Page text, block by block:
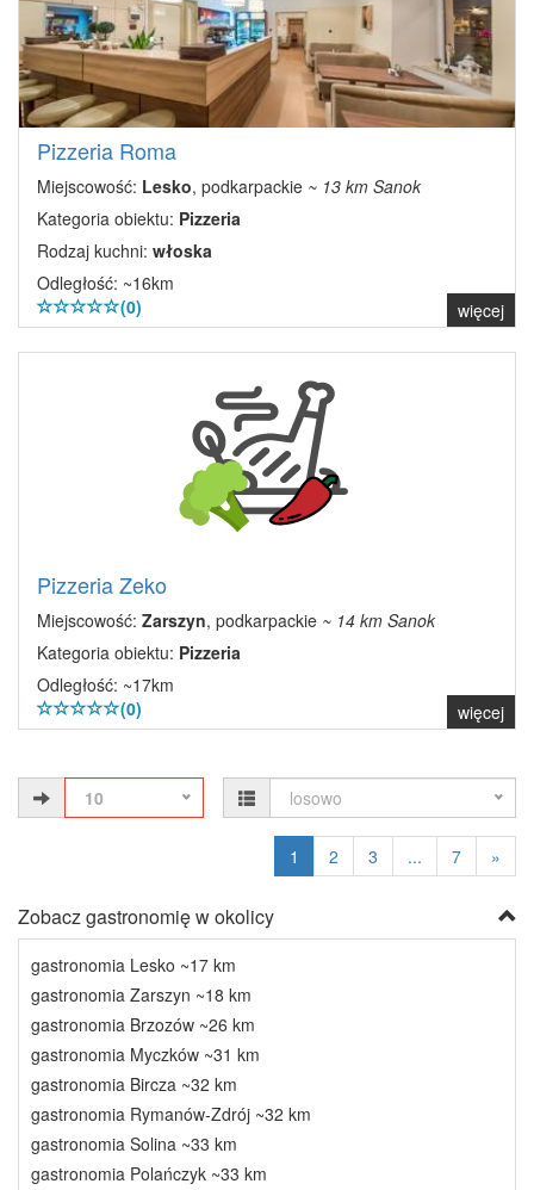
Pizzeria Roma
Miejscowość: Lesko, podkarpackie ~ 13 km Sanok
Kategoria obiektu: Pizzeria
Rodzaj kuchni: włoska
Odległość: ~16km
(0)
więcej
Pizzeria Zeko
Miejscowość: Zarszyn, podkarpackie ~ 14 km Sanok
Kategoria obiektu: Pizzeria
Odległość: ~17km
(0)
więcej
10 losowo
1 2 3 ... 7 »
Zobacz gastronomię w okolicy
gastronomia Lesko ~17 km
gastronomia Zarszyn ~18 km
gastronomia Brzozów ~26 km
gastronomia Myczków ~31 km
gastronomia Bircza ~32 km
gastronomia Rymanów-Zdrój ~32 km
gastronomia Solina ~33 km
gastronomia Polańczyk ~33 km